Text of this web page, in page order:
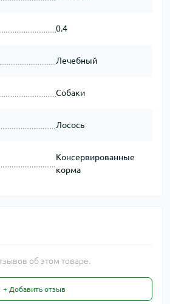
0.4
Лечебный
Собаки
Лосось
Консервированные
корма
об этом товаре.
+ Добавить отзыв